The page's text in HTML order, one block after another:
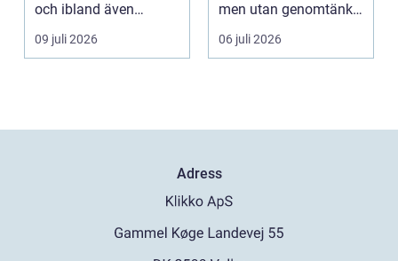
och ibland även
positionera tunga
objekt, so...
09 juli 2026
men utan genomtänkt
beskärning blir de...
06 juli 2026
Adress